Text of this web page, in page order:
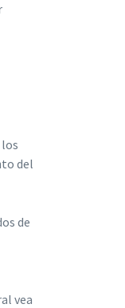
del
de
vea